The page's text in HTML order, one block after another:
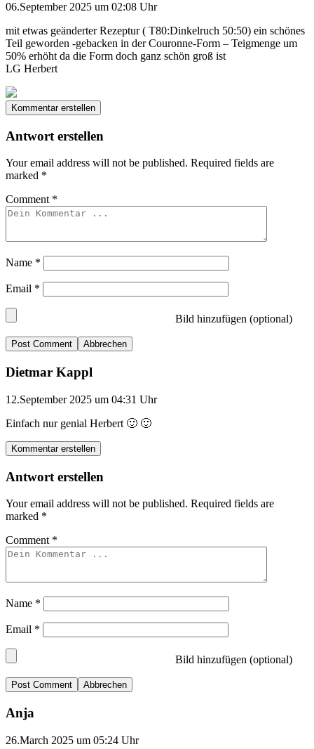
06.September 2025 um 02:08 Uhr
mit etwas geänderter Rezeptur ( T80:Dinkelruch 50:50) ein schönes
Teil geworden -gebacken in der Couronne-Form – Teigmenge um
50% erhöht da die Form doch ganz schön groß ist
LG Herbert
Kommentar erstellen
Antwort erstellen
Your email address will not be published. Required fields are
marked *
Comment *
Name *
Email *
Bild hinzufügen (optional)
Abbrechen
Dietmar Kappl
12.September 2025 um 04:31 Uhr
Einfach nur genial Herbert 🙂 🙂
Kommentar erstellen
Antwort erstellen
Your email address will not be published. Required fields are
marked *
Comment *
Name *
Email *
Bild hinzufügen (optional)
Abbrechen
Anja
26.March 2025 um 05:24 Uhr